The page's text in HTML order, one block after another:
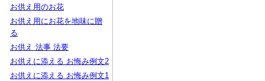
お供え用のお花
お供え用にお花を地味に贈
る
お供え 法事 法要
お供えに添える お悔み例文2
お供えに添える お悔み例文1